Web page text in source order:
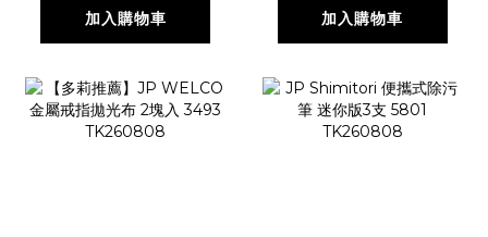
加入購物車 加入購物車